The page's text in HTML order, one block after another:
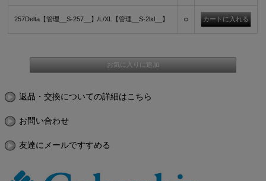
257Delta【管理__S-257__】/L/XL【管理__S-2lxl__】 ○
返品・交換についての詳細はこちら
お問い合わせ
友達にメールですすめる